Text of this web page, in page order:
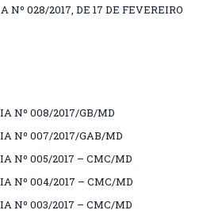
Nº 028/2017, DE 17 DE FEVEREIRO
Nº 008/2017/GB/MD
Nº 007/2017/GAB/MD
Nº 005/2017 – CMC/MD
Nº 004/2017 – CMC/MD
Nº 003/2017 – CMC/MD